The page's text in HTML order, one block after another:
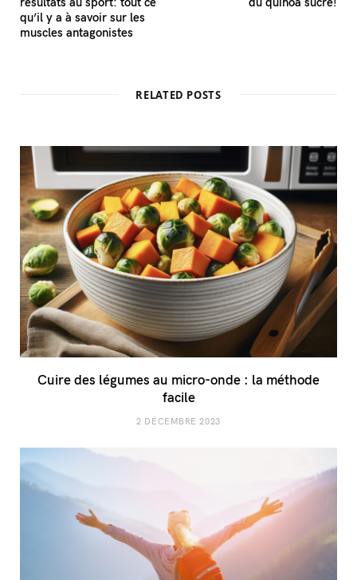
qu’il y a à savoir sur les
muscles antagonistes
RELATED POSTS
Cuire des légumes au micro-onde : la méthode
facile
2 DÉCEMBRE 2023